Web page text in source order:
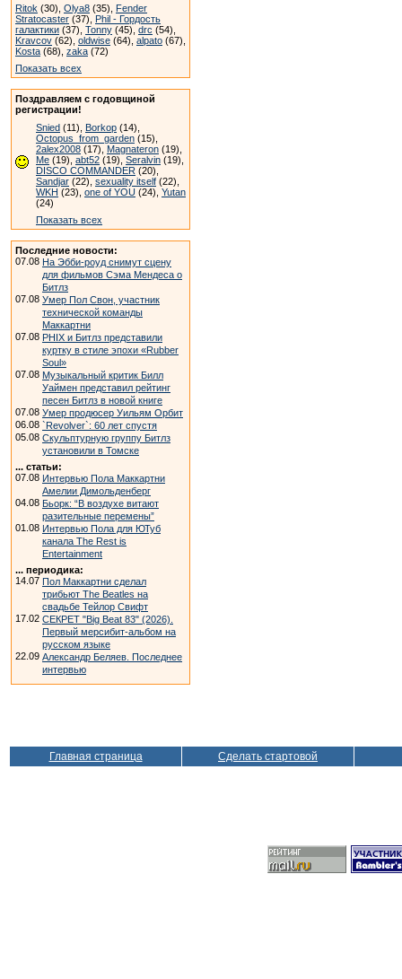
Ritok (30), Olya8 (35), Fender
Stratocaster (37), Phil - Гордость
галактики (37), Tonny (45), drc (54),
Kravcov (62), oldwise (64), alpato (67),
Kosta (68), zaka (72)
Показать всех
Поздравляем с годовщиной
регистрации!
Snied (11), Borkop (14),
Octopus_from_garden (15),
2alex2008 (17), Magnateron (19),
Me (19), abt52 (19), Seralvin (19),
DISCO COMMANDER (20),
Sandjar (22), sexuality itself (22),
WKH (23), one of YOU (24), Yutan
(24)
Показать всех
Последние новости:
07.08 На Эбби-роуд снимут сцену
для фильмов Сэма Мендеса о
Битлз
07.08 Умер Пол Свон, участник
технической команды
Маккартни
07.08 PHIX и Битлз представили
куртку в стиле эпохи «Rubber
Soul»
07.08 Музыкальный критик Билл
Уаймен представил рейтинг
песен Битлз в новой книге
07.08 Умер продюсер Уильям Орбит
06.08 `Revolver`: 60 лет спустя
05.08 Скульптурную группу Битлз
установили в Томске
... статьи:
07.08 Интервью Пола Маккартни
Амелии Димольденберг
04.08 Бьорк: “В воздухе витают
разительные перемены”
01.08 Интервью Пола для ЮТуб
канала The Rest is
Entertainment
... периодика:
14.07 Пол Маккартни сделал
трибьют The Beatles на
свадьбе Тейлор Свифт
17.02 СЕКРЕТ "Big Beat 83" (2026).
Первый мерсибит-альбом на
русском языке
22.09 Александр Беляев. Последнее
интервью
Главная страница Сделать стартовой